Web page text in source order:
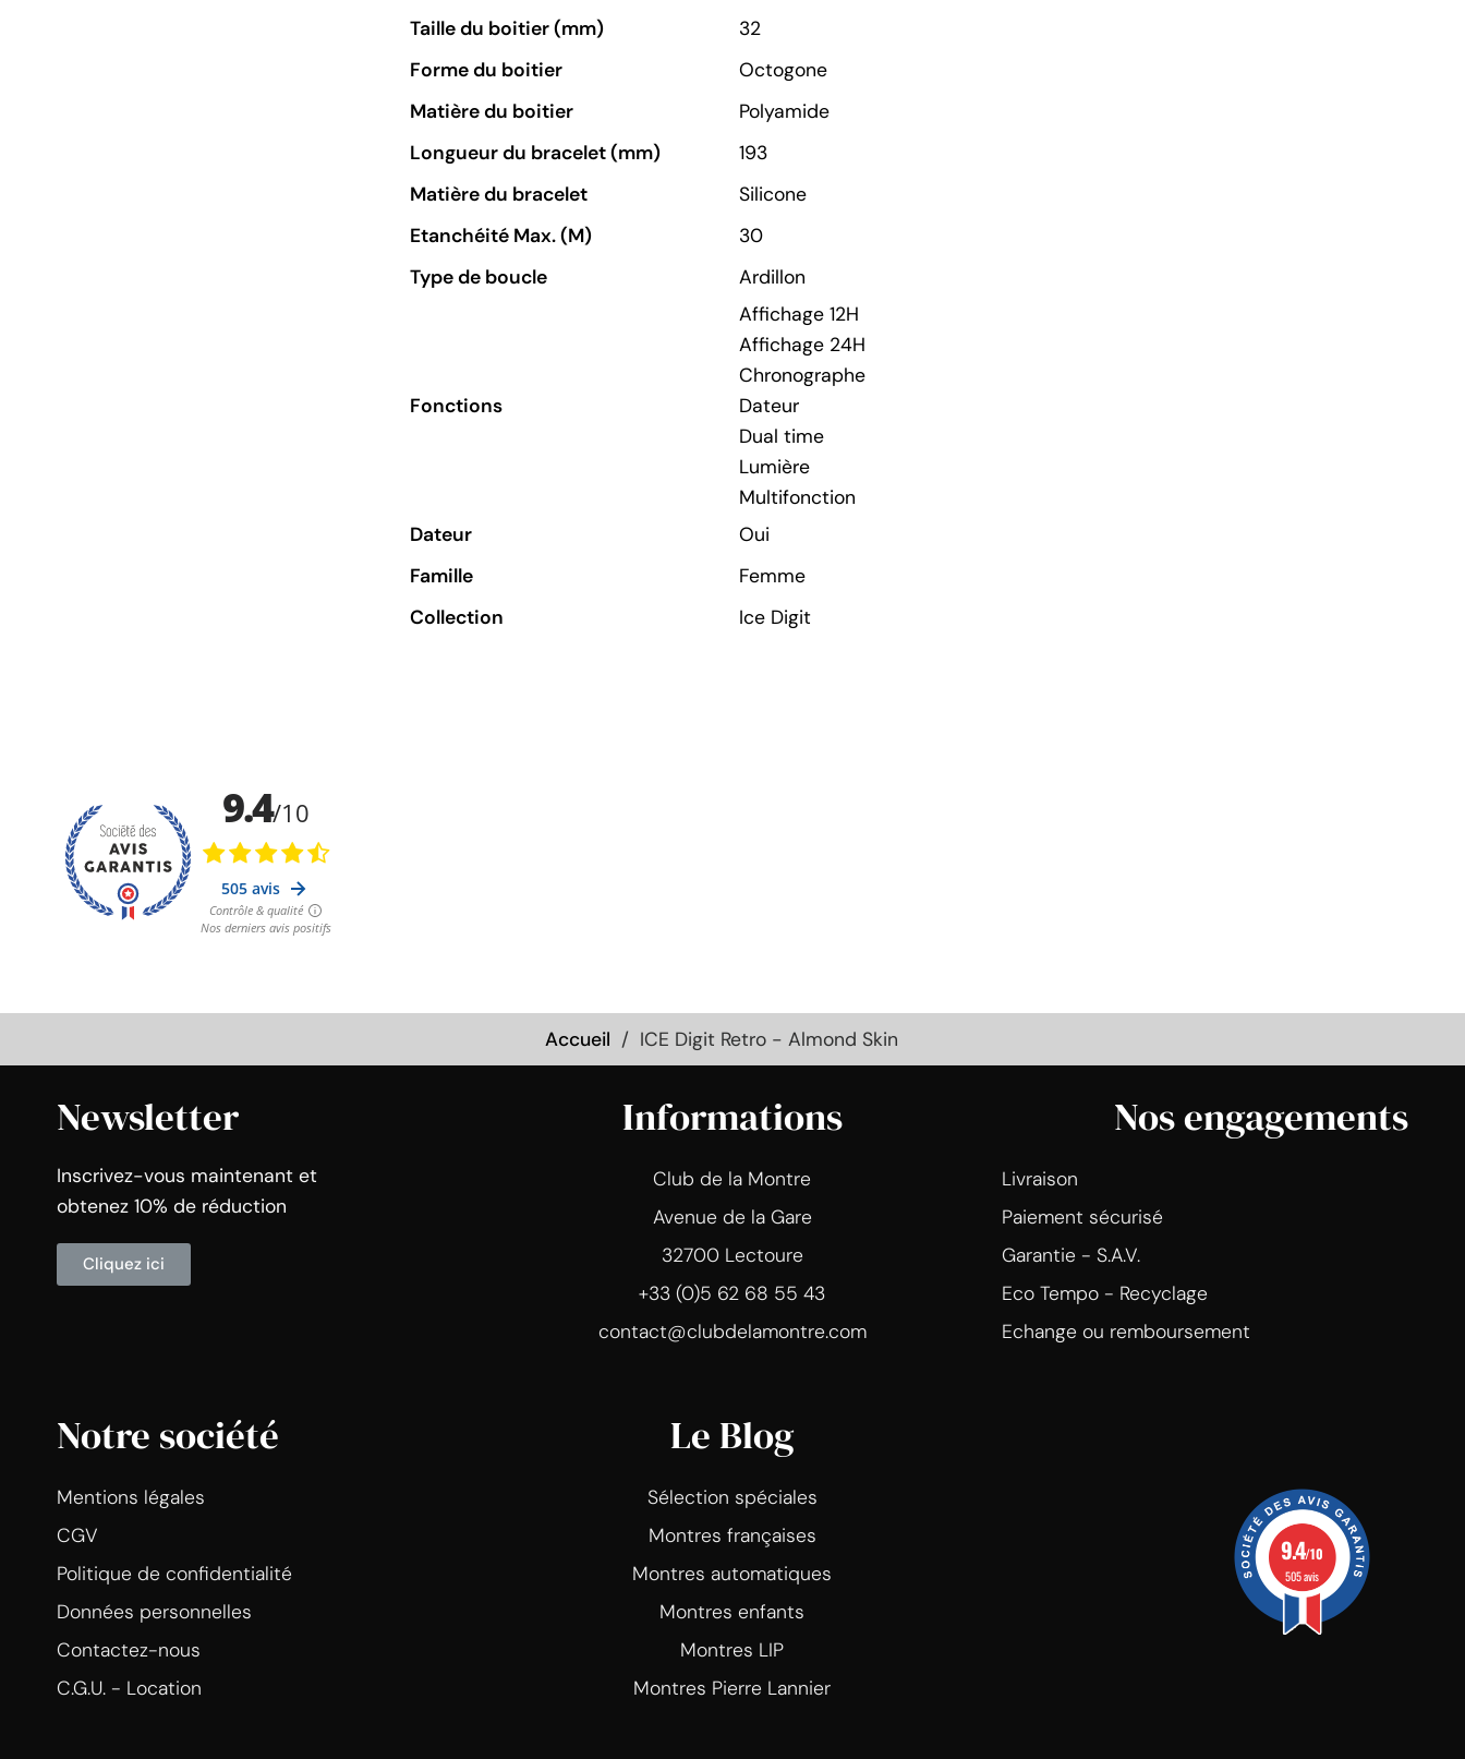
Taille du boitier (mm)
32
Forme du boitier
Octogone
Matière du boitier
Polyamide
Longueur du bracelet (mm)
193
Matière du bracelet
Silicone
Etanchéité Max. (M)
30
Type de boucle
Ardillon
Fonctions
Affichage 12H
Affichage 24H
Chronographe
Dateur
Dual time
Lumière
Multifonction
Dateur
Oui
Famille
Femme
Collection
Ice Digit
Accueil ICE Digit Retro - Almond Skin
Newsletter
Inscrivez-vous maintenant et
obtenez 10% de réduction
Cliquez ici
Informations
Club de la Montre
Avenue de la Gare
32700 Lectoure
+33 (0)5 62 68 55 43
contact@clubdelamontre.com
Nos engagements
Livraison
Paiement sécurisé
Garantie - S.A.V.
Eco Tempo - Recyclage
Echange ou remboursement
Notre société
Mentions légales
CGV
Politique de confidentialité
Données personnelles
Contactez-nous
C.G.U. - Location
Le Blog
Sélection spéciales
Montres françaises
Montres automatiques
Montres enfants
Montres LIP
Montres Pierre Lannier
9.4/10
505 avis